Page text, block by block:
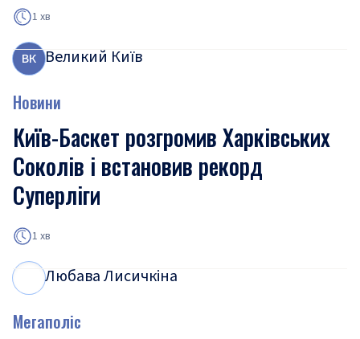
1 хв
ВК Великий Київ
Новини
Київ-Баскет розгромив Харківських
Соколів і встановив рекорд
Суперліги
1 хв
Любава Лисичкіна
Мегаполіс